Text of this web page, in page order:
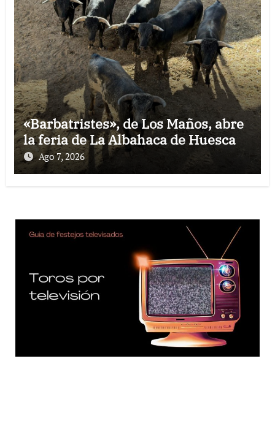
«Barbatristes», de Los Maños, abre
la feria de La Albahaca de Huesca
Ago 7, 2026